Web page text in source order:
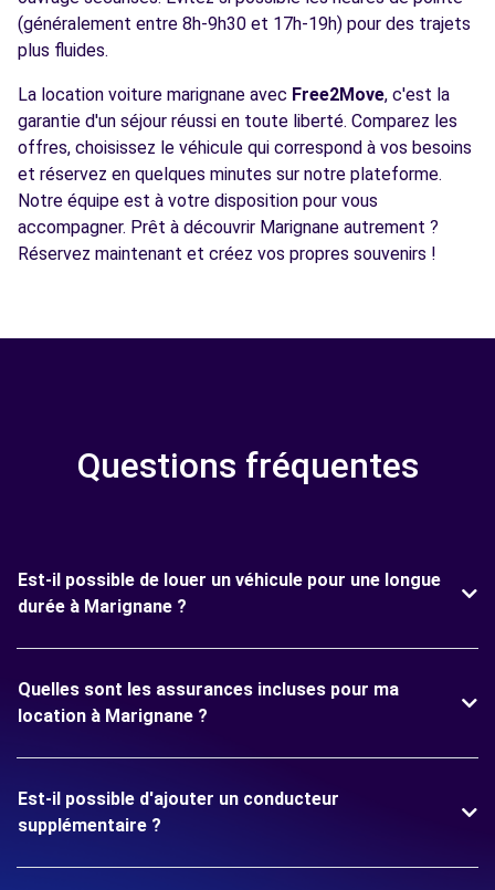
(généralement entre 8h-9h30 et 17h-19h) pour des trajets
plus fluides.
La location voiture marignane avec Free2Move, c'est la
garantie d'un séjour réussi en toute liberté. Comparez les
offres, choisissez le véhicule qui correspond à vos besoins
et réservez en quelques minutes sur notre plateforme.
Notre équipe est à votre disposition pour vous
accompagner. Prêt à découvrir Marignane autrement ?
Réservez maintenant et créez vos propres souvenirs !
Questions fréquentes
Est-il possible de louer un véhicule pour une longue
durée à Marignane ?
Quelles sont les assurances incluses pour ma
location à Marignane ?
Est-il possible d'ajouter un conducteur
supplémentaire ?